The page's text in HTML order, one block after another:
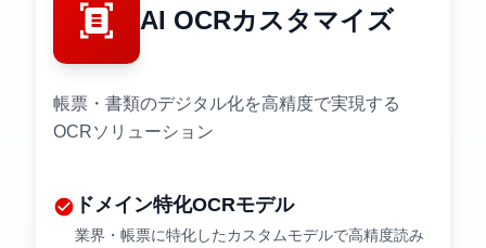
document_scanner AI OCRカスタマイズ
帳票・書類のデジタル化を高精度で実現する
OCRソリューション
check_circle ドメイン特化OCRモデル
業界・帳票に特化したカスタムモデルで高精度読み